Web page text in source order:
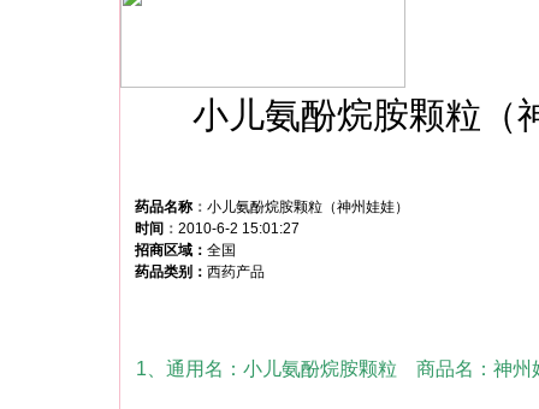
小儿氨酚烷胺颗粒（
药品名称： 小儿氨酚烷胺颗粒（神州娃娃）
时间 ： 2010-6-2 15:01:27
招商区域： 全国
药品类别： 西药产品
1、通用名：小儿氨酚烷胺颗粒 商品名：神州